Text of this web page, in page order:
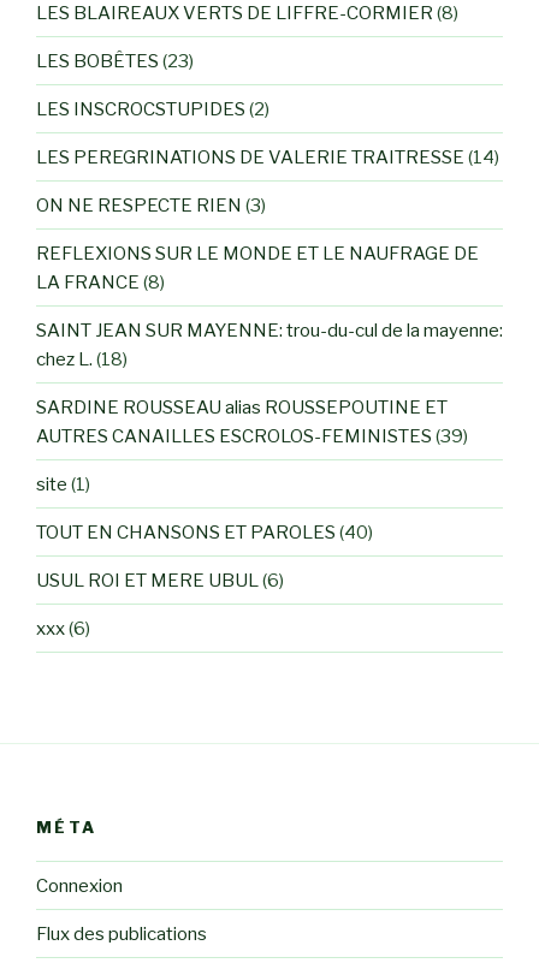
LES BLAIREAUX VERTS DE LIFFRE-CORMIER (8)
LES BOBÊTES (23)
LES INSCROCSTUPIDES (2)
LES PEREGRINATIONS DE VALERIE TRAITRESSE (14)
ON NE RESPECTE RIEN (3)
REFLEXIONS SUR LE MONDE ET LE NAUFRAGE DE
LA FRANCE (8)
SAINT JEAN SUR MAYENNE: trou-du-cul de la mayenne:
chez L. (18)
SARDINE ROUSSEAU alias ROUSSEPOUTINE ET
AUTRES CANAILLES ESCROLOS-FEMINISTES (39)
site (1)
TOUT EN CHANSONS ET PAROLES (40)
USUL ROI ET MERE UBUL (6)
xxx(6)
MÉTA
Connexion
Flux des publications